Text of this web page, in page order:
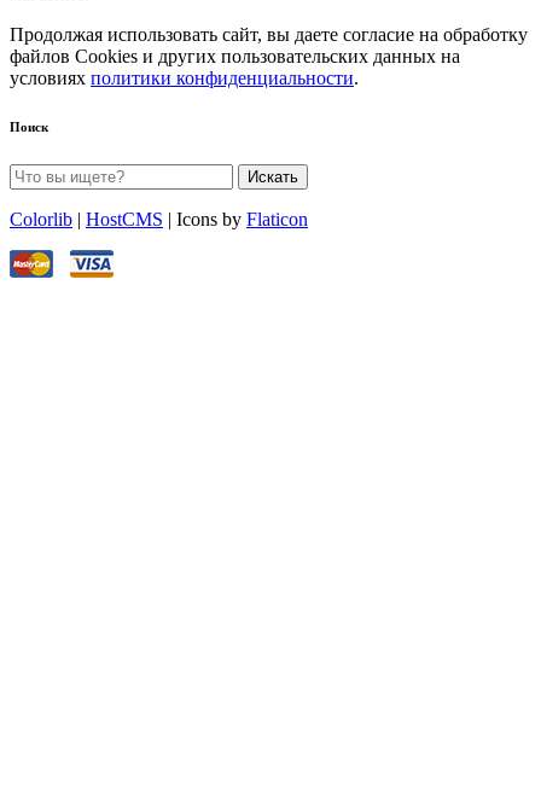
Продолжая использовать сайт, вы даете согласие на обработку
файлов Cookies и других пользовательских данных на
условиях политики конфиденциальности.
Поиск
Искать
Colorlib | HostCMS | Icons by Flaticon